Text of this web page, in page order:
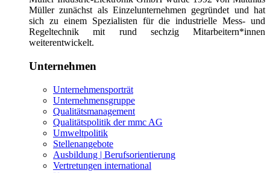
Müller zunächst als Einzelunternehmen gegründet und hat
sich zu einem Spezialisten für die industrielle Mess- und
Regeltechnik mit rund sechzig Mitarbeitern*innen
weiterentwickelt.
Unternehmen
Unternehmensporträt
Unternehmensgruppe
Qualitätsmanagement
Qualitätspolitik der mmc AG
Umweltpolitik
Stellenangebote
Ausbildung | Berufsorientierung
Vertretungen international